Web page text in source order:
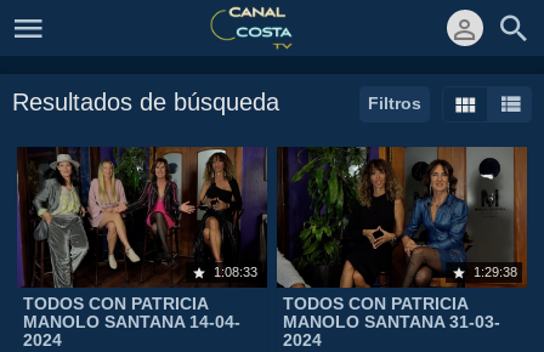
Filtros
Resultados de búsqueda
1:08:33
TODOS CON PATRICIA
MANOLO SANTANA 14-04-
2024
1:29:38
TODOS CON PATRICIA
MANOLO SANTANA 31-03-
2024